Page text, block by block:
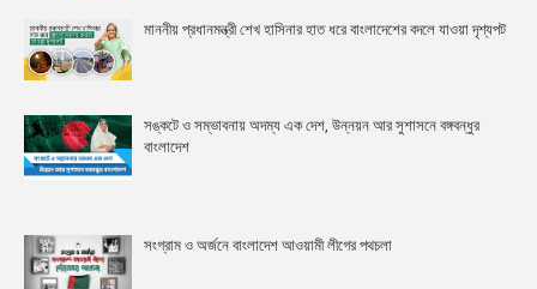
মাননীয় প্রধানমন্ত্রী শেখ হাসিনার হাত ধরে বাংলাদেশের বদলে যাওয়া দৃশ্যপট
সঙ্কটে ও সম্ভাবনায় অদম্য এক দেশ, উন্নয়ন আর সুশাসনে বঙ্গবন্ধুর
বাংলাদেশ
সংগ্রাম ও অর্জনে বাংলাদেশ আওয়ামী লীগের পথচলা